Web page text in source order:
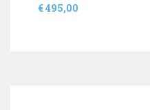
€ 495,00